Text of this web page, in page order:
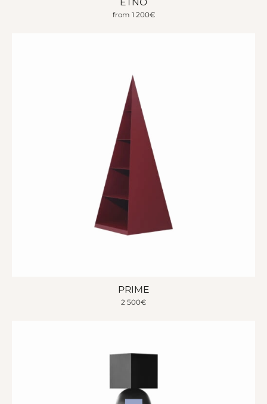
ETNO
from 1 200€
PRIME
2 500€